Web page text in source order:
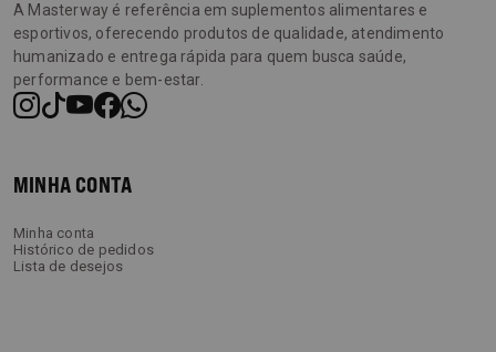
A Masterway é referência em suplementos alimentares e
esportivos, oferecendo produtos de qualidade, atendimento
humanizado e entrega rápida para quem busca saúde,
performance e bem-estar.
MINHA CONTA
Minha conta
Histórico de pedidos
Lista de desejos